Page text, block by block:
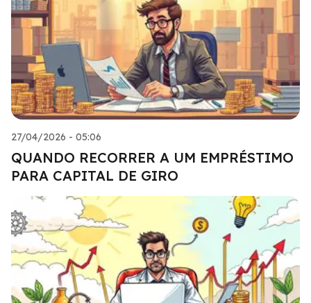
27/04/2026 - 05:06
QUANDO RECORRER A UM EMPRÉSTIMO
PARA CAPITAL DE GIRO